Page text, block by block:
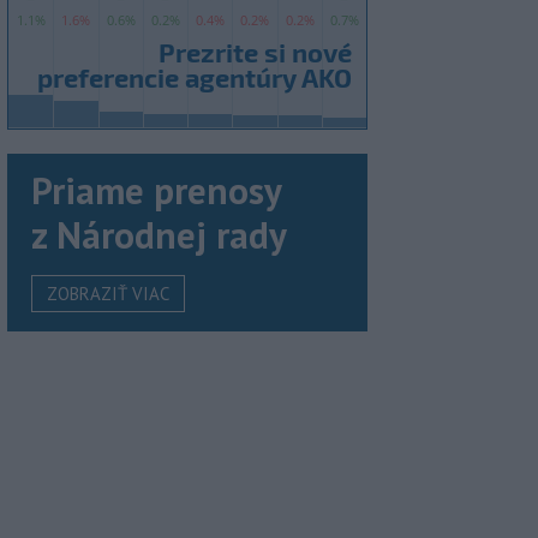
Priame prenosy
z Národnej rady
ZOBRAZIŤ VIAC